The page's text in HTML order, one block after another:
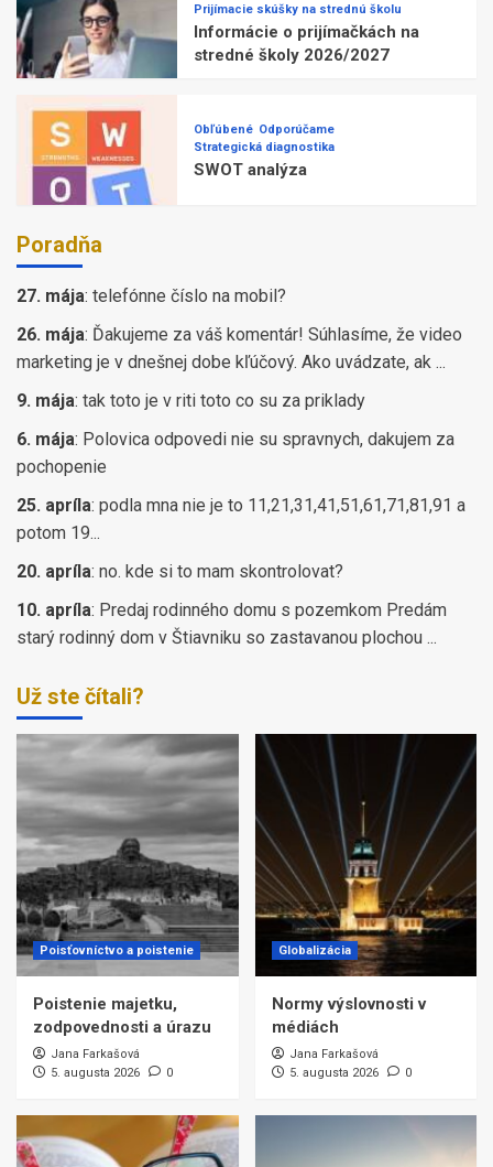
Prijímacie skúšky na strednú školu
Informácie o prijímačkách na
stredné školy 2026/2027
Obľúbené Odporúčame
Strategická diagnostika
SWOT analýza
Poradňa
27. mája: telefónne číslo na mobil?
26. mája: Ďakujeme za váš komentár! Súhlasíme, že video
marketing je v dnešnej dobe kľúčový. Ako uvádzate, ak ...
9. mája: tak toto je v riti toto co su za priklady
6. mája: Polovica odpovedi nie su spravnych, dakujem za
pochopenie
25. apríla: podla mna nie je to 11,21,31,41,51,61,71,81,91 a
potom 19...
20. apríla: no. kde si to mam skontrolovat?
10. apríla: Predaj rodinného domu s pozemkom Predám
starý rodinný dom v Štiavniku so zastavanou plochou ...
Už ste čítali?
Poisťovníctvo a poistenie
Poistenie majetku,
zodpovednosti a úrazu
Jana Farkašová
5. augusta 2026
0
Globalizácia
Normy výslovnosti v
médiách
Jana Farkašová
5. augusta 2026
0